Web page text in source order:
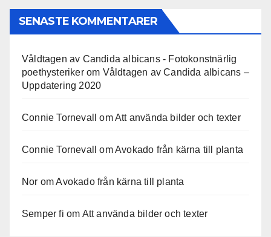
SENASTE KOMMENTARER
Våldtagen av Candida albicans - Fotokonstnärlig
poethysterikerom Våldtagen av Candida albicans –
Uppdatering 2020
Connie Tornevall omAtt använda bilder och texter
Connie Tornevall omAvokado från kärna till planta
Nor omAvokado från kärna till planta
Semper fi om Att använda bilder och texter